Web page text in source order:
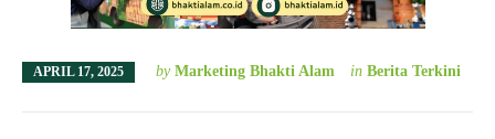
APRIL 17, 2025 by Marketing Bhakti Alam in Berita Terkini